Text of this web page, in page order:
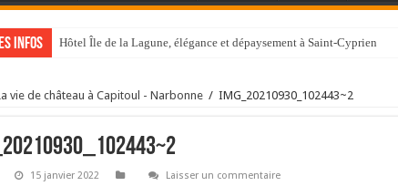
infos Hôtel Île de la Lagune, élégance et dépaysement à Saint-Cyprien
La Villa Duflot, pépite perpignanaise
vie de château à Capitoul - Narbonne / IMG_20210930_102443~2
15 janvier 2022 Laisser un commentaire